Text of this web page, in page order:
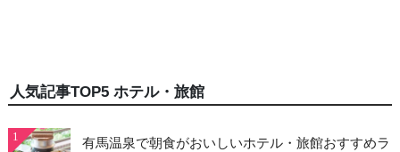
人気記事TOP5 ホテル・旅館
1
有馬温泉で朝食がおいしいホテル・旅館おすすめラ